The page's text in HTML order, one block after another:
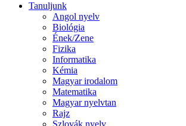
Tanuljunk
Angol nyelv
Biológia
Ének/Zene
Fizika
Informatika
Kémia
Magyar irodalom
Matematika
Magyar nyelvtan
Rajz
Szlovák nyelv